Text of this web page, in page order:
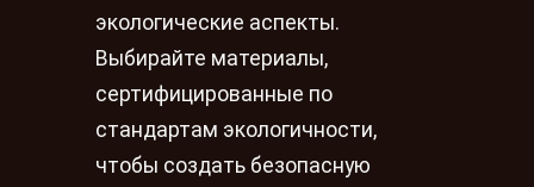
экологические аспекты.
Выбирайте материалы,
сертифицированные по
стандартам экологичности,
чтобы создать безопасную